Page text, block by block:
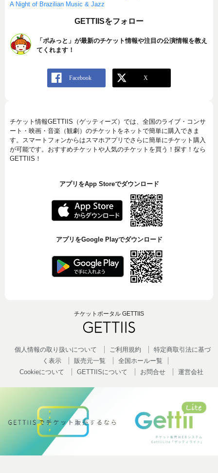
A Night of Brazilian Music & Jazz
GETTIISをフォロー
「ポみっと」が最新のチケット情報や注目の公演情報を教え
てくれます！
チケット情報GETTIIS（ゲッティーズ）では、全国のライブ・コンサ
ート・映画・音楽（観劇）のチケットをネットで簡単に購入できま
す。スマートフォンからはスマホアプリでさらに簡単にチケット購入
が可能です。おすすめチケットや人気のチケットを買う！探す！なら
GETTIIS！
アプリをApp Storeでダウンロード
アプリをGoogle Playでダウンロード
チケットポータル GETTIIS
個人情報の取り扱いについて ご利用規約
特定商取引法に基づ
く表示
販売元一覧
全国ホールー覧
Cookieについて
GETTIISについて お問合せ 運営会社